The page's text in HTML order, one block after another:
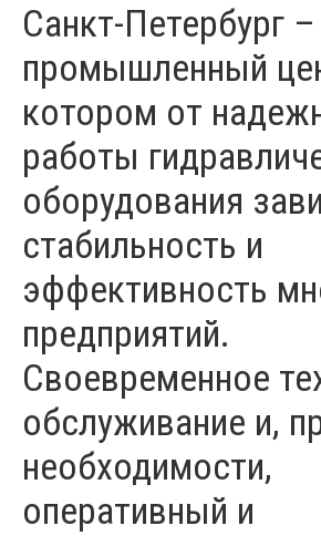
Санкт-Петербург
промышленный
котором от
работы
оборудования
стабильность и
эффективность
предприятий.
Своевременное
обслуживание и,
необходимости,
оперативный и